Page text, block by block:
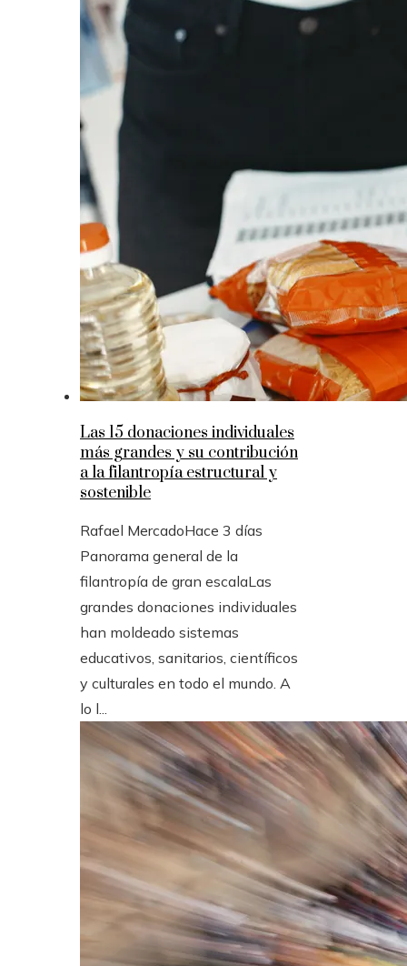
Las 15 donaciones individuales
más grandes y su contribución
a la filantropía estructural y
sostenible
Rafael MercadoHace 3 días
Panorama general de la
filantropía de gran escalaLas
grandes donaciones individuales
han moldeado sistemas
educativos, sanitarios, científicos
y culturales en todo el mundo. A
lo l...